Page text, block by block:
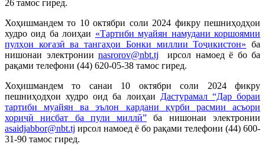
26 тамос гиред.
Хоҳишмандем то 10 октябри соли 2024 фикру пешниҳодҳои
худро оид ба лоиҳаи «Тартиби муайян намудани коршоямии
пулҳои коғазӣ ва тангаҳои Бонки миллии Тоҷикистон» ба
нишонаи электронии nasrorov@nbt.tj ирсол намоед ё бо ба
рақами телефони (44) 620-05-38 тамос гиред.
Хоҳишмандем то санаи 10 октябри соли 2024 фикру
пешниҳодҳои худро оид ба лоиҳаи Дастурамал “Дар бораи
тартиби муайян ва эълон кардани қурби расмии асъори
хориҷӣ нисбат ба пули миллӣ” ба нишонаи электронии
asaidjabbor@nbt.tj ирсол намоед ё бо рақами телефони (44) 600-
31-90 тамос гиред.